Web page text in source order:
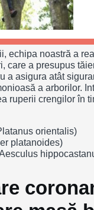
echipa noastră a
care a presupus
a asigura atât
a arborilor.
ruperii crengilor în
orientalis)
platanoides)